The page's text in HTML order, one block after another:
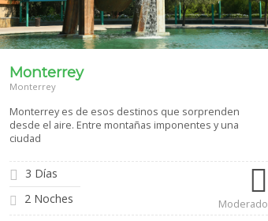
Monterrey
Monterrey
Monterrey es de esos destinos que sorprenden
desde el aire. Entre montañas imponentes y una
ciudad
3 Días
2 Noches
Moderado